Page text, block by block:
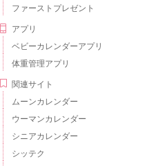
ファーストプレゼント
アプリ
ベビーカレンダーアプリ
体重管理アプリ
関連サイト
ムーンカレンダー
ウーマンカレンダー
シニアカレンダー
シッテク